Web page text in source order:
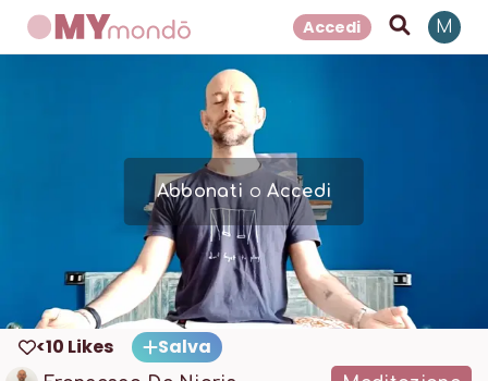
Accedi M
Abbonati oAccedi
<10 Likes Salva